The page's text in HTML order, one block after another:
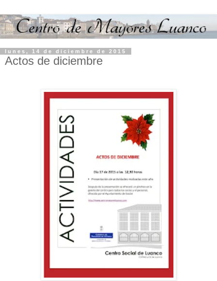
lunes, 14 de diciembre de 2015
Actos de diciembre